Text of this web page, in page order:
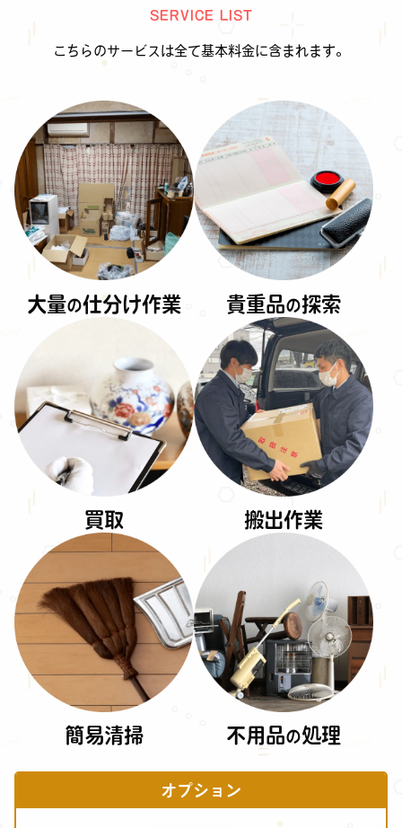
SERVICE LIST
こちらのサービスは全て基本料金に含まれます。
大量の仕分け作業 貴重品の探索
買取 搬出作業
簡易清掃 不用品の処理
オプション